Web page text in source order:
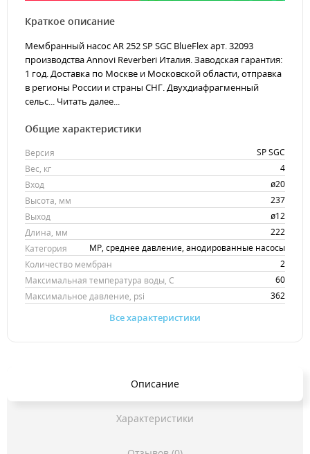
Краткое описание
Мембранный насос AR 252 SP SGC BlueFlex арт. 32093
производства Annovi Reverberi Италия. Заводская гарантия:
1 год. Доставка по Москве и Московской области, отправка
в регионы России и страны СНГ. Двухдиафрагменный
сельс... Читать далее...
Общие характеристики
Версия
SP SGC
Вес, кг
4
Вход
ø20
Высота, мм
237
Выход
ø12
Длина, мм
222
Категория
MP, среднее давление, анодированные насосы
Количество мембран
2
Максимальная температура воды, С
60
Максимальное давление, psi
362
Все характеристики
Описание
Характеристики